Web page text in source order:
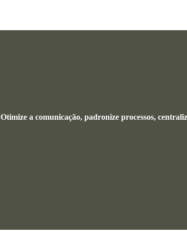
Otimize a comunicação, padronize processos,